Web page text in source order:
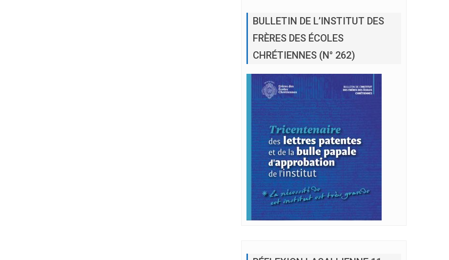
FRÈRES DES ÉCOLES
CHRÉTIENNES (N° 262)